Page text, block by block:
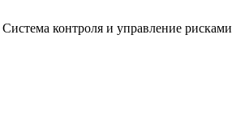
Система контроля и управление рисками